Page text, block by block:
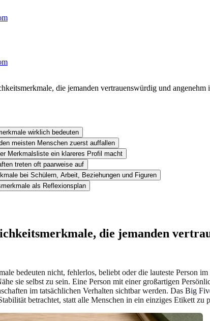
die jemanden vertrauenswürdig und angenehm
wirklich bedeuten
meisten Menschen zuerst auffallen
Merkmalsliste ein klareres Profil macht
treten oft paarweise auf
bei Schülern, Arbeit, Beziehungen und Figuren
als Reflexionsplan
die jemanden
bedeuten nicht, fehlerlos, beliebt oder die lauteste Person
sie selbst zu sein. Eine Person mit einer großartigen
im tatsächlichen Verhalten sichtbar werden. Das Big
betrachtet, statt alle Menschen in ein einziges Etikett zu